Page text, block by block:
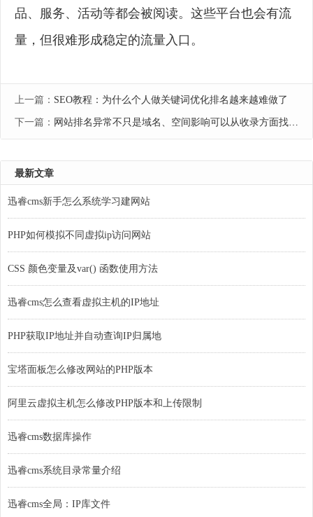
品、服务、活动等都会被阅读。这些平台也会有流
量，但很难形成稳定的流量入口。
上一篇： SEO教程：为什么个人做关键词优化排名越来越难做了
下一篇： 网站排名异常不只是域名、空间影响可以从收录方面找原因
最新文章
迅睿cms新手怎么系统学习建网站
PHP如何模拟不同虚拟ip访问网站
CSS 颜色变量及var() 函数使用方法
迅睿cms怎么查看虚拟主机的IP地址
PHP获取IP地址并自动查询IP归属地
宝塔面板怎么修改网站的PHP版本
阿里云虚拟主机怎么修改PHP版本和上传限制
迅睿cms数据库操作
迅睿cms系统目录常量介绍
迅睿cms全局：IP库文件